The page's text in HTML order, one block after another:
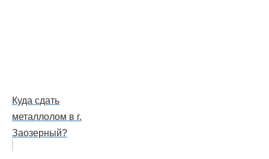
Куда сдать
металлолом в г.
Заозерный?